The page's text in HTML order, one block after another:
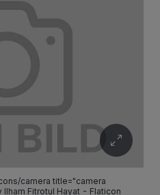
camera title="camera
Fitrotul Hayat - Flaticon